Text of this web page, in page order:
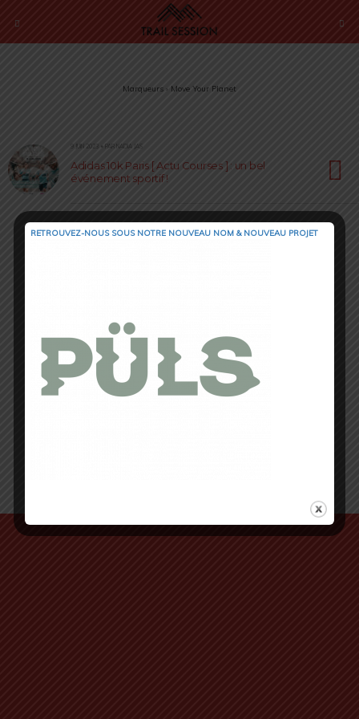
Marqueurs › Move Your Planet
9 JUIN 2023 • PAR NADIA JAS
Adidas 10k Paris [ Actu Courses ] : un bel
événement sportif !
RETROUVEZ-NOUS SOUS NOTRE NOUVEAU NOM & NOUVEAU PROJET